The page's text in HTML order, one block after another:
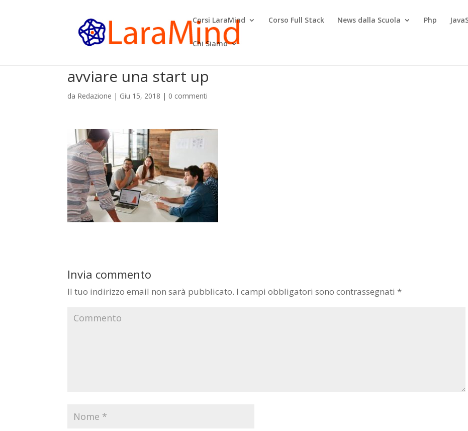
Corsi LaraMind Corso Full Stack News dalla Scuola Php
Chi Siamo
avviare una start up
da Redazione | Giu 15, 2018 | 0 commenti
Invia commento
Il tuo indirizzo email non sarà pubblicato. I campi obbligatori sono contrassegnati *